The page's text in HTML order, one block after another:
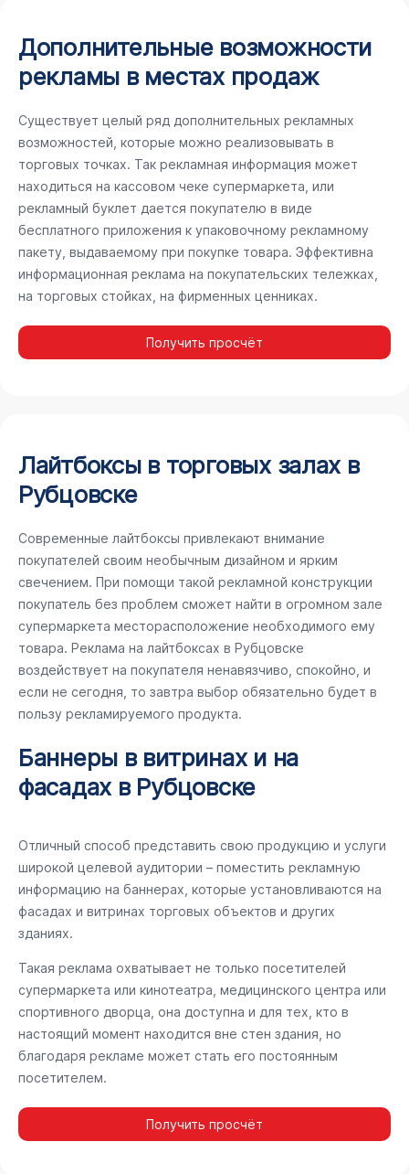
Дополнительные возможности
рекламы в местах продаж
Существует целый ряд дополнительных рекламных
возможностей, которые можно реализовывать в
торговых точках. Так рекламная информация может
находиться на кассовом чеке супермаркета, или
рекламный буклет дается покупателю в виде
бесплатного приложения к упаковочному рекламному
пакету, выдаваемому при покупке товара. Эффективна
информационная реклама на покупательских тележках,
на торговых стойках, на фирменных ценниках.
Получить просчёт
Лайтбоксы в торговых залах в
Рубцовске
Современные лайтбоксы привлекают внимание
покупателей своим необычным дизайном и ярким
свечением. При помощи такой рекламной конструкции
покупатель без проблем сможет найти в огромном зале
супермаркета месторасположение необходимого ему
товара. Реклама на лайтбоксах в Рубцовске
воздействует на покупателя ненавязчиво, спокойно, и
если не сегодня, то завтра выбор обязательно будет в
пользу рекламируемого продукта.
Баннеры в витринах и на
фасадах в Рубцовске
Отличный способ представить свою продукцию и услуги
широкой целевой аудитории – поместить рекламную
информацию на баннерах, которые установливаются на
фасадах и витринах торговых объектов и других
зданиях.
Такая реклама охватывает не только посетителей
супермаркета или кинотеатра, медицинского центра или
спортивного дворца, она доступна и для тех, кто в
настоящий момент находится вне стен здания, но
благодаря рекламе может стать его постоянным
посетителем.
Получить просчёт